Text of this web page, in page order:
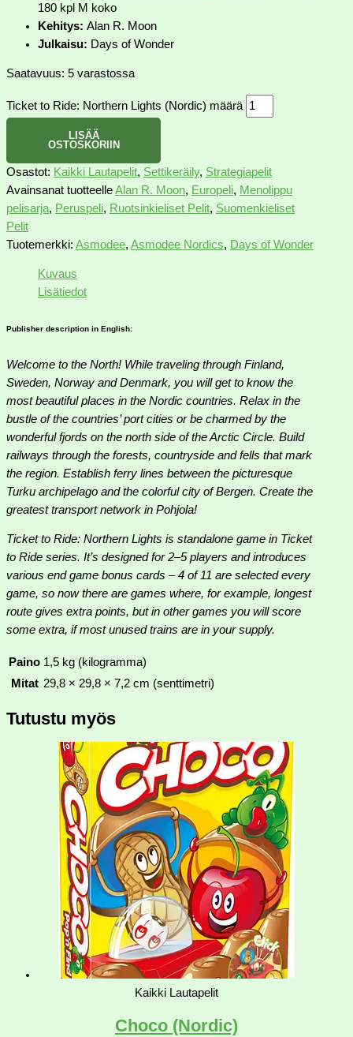
180 kpl M koko
Kehitys: Alan R. Moon
Julkaisu: Days of Wonder
Saatavuus: 5 varastossa
Ticket to Ride: Northern Lights (Nordic) määrä
LISÄÄ
OSTOSKORIIN
Osastot: Kaikki Lautapelit, Settikeräily, Strategiapelit
Avainsanat tuotteelleAlan R. Moon, Europeli, Menolippu
pelisarja, Peruspeli, Ruotsinkieliset Pelit, Suomenkieliset
Pelit
Tuotemerkki: Asmodee, Asmodee Nordics, Days of Wonder
Kuvaus
Lisätiedot
Publisher description in English:
Welcome to the North! While traveling through Finland,
Sweden, Norway and Denmark, you will get to know the
most beautiful places in the Nordic countries. Relax in the
bustle of the countries’ port cities or be charmed by the
wonderful fjords on the north side of the Arctic Circle. Build
railways through the forests, countryside and fells that mark
the region. Establish ferry lines between the picturesque
Turku archipelago and the colorful city of Bergen. Create the
greatest transport network in Pohjola!
Ticket to Ride: Northern Lights is standalone game in Ticket
to Ride series. It’s designed for 2–5 players and introduces
various end game bonus cards – 4 of 11 are selected every
game, so now there are games where, for example, longest
route gives extra points, but in other games you will score
some extra, if most unused trains are in your supply.
Paino 1,5 kg (kilogramma)
Mitat 29,8 × 29,8 × 7,2 cm (senttimetri)
Tutustu myös
Kaikki Lautapelit
Choco (Nordic)